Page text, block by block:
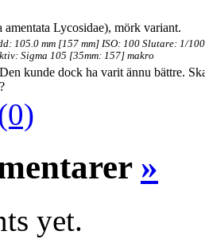
105.0 mm [157 mm] ISO: 100 Slutare: 1/
Sigma 105 [35mm: 157] makro
kunde dock ha varit ännu bättre.
»
yet.